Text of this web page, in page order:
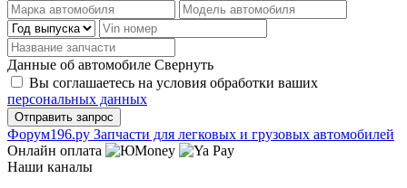
Данные об автомобиле Свернуть
Вы соглашаетесь на условия обработки ваших
персональных данных
Фoрум196.ру Запчасти для легковых и грузовых автомобилей
Онлайн оплата
Наши каналы